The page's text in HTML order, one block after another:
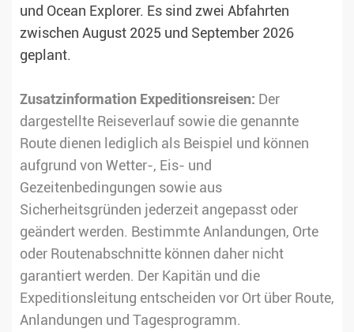
und Ocean Explorer. Es sind zwei Abfahrten
zwischen August 2025 und September 2026
geplant.
Zusatzinformation Expeditionsreisen: Der
dargestellte Reiseverlauf sowie die genannte
Route dienen lediglich als Beispiel und können
aufgrund von Wetter-, Eis- und
Gezeitenbedingungen sowie aus
Sicherheitsgründen jederzeit angepasst oder
geändert werden. Bestimmte Anlandungen, Orte
oder Routenabschnitte können daher nicht
garantiert werden. Der Kapitän und die
Expeditionsleitung entscheiden vor Ort über Route,
Anlandungen und Tagesprogramm.